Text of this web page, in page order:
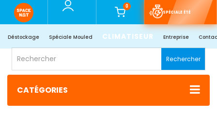
0
SPÉCIALE ÉTÉ
Déstockage Spéciale Mouled CLIMATISEUR Entreprise
Rechercher
CATÉGORIES